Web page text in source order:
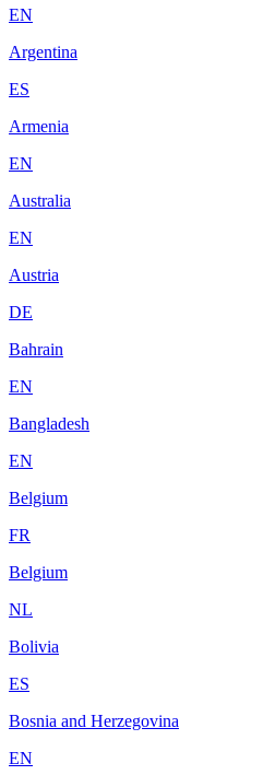
EN
Argentina
ES
Armenia
EN
Australia
EN
Austria
DE
Bahrain
EN
Bangladesh
EN
Belgium
FR
Belgium
NL
Bolivia
ES
Bosnia and Herzegovina
EN